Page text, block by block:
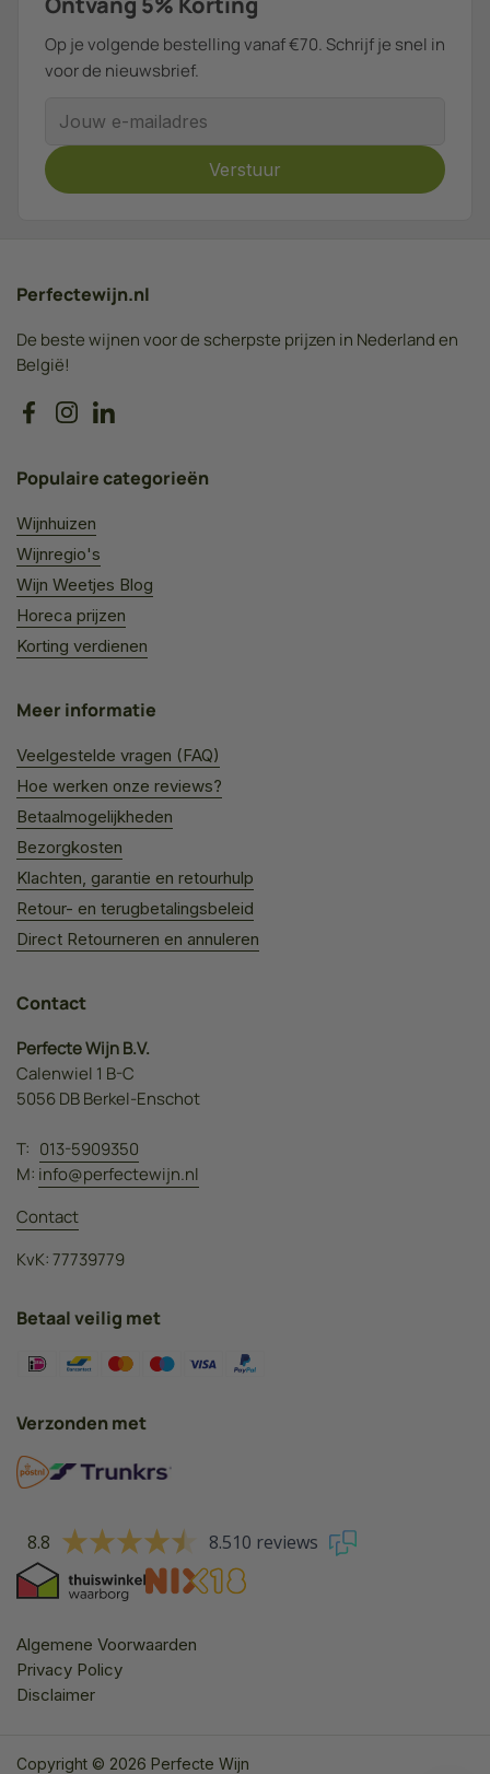
Op je volgende bestelling vanaf €70. Schrijf je snel in
voor de nieuwsbrief.
Verstuur
Perfectewijn.nl
De beste wijnen voor de scherpste prijzen in Nederland en
België!
Facebook
InstagramLinkedIn
Populaire categorieën
Wijnhuizen
Wijnregio's
Wijn Weetjes Blog
Horeca prijzen
Korting verdienen
Meer informatie
Veelgestelde vragen (FAQ)
Hoe werken onze reviews?
Betaalmogelijkheden
Bezorgkosten
Klachten, garantie en retourhulp
Retour- en terugbetalingsbeleid
Direct Retourneren en annuleren
Contact
Perfecte Wijn B.V.
Calenwiel 1 B-C
5056 DB Berkel-Enschot
T: 013-5909350
M: info@perfectewijn.nl
Contact
KvK: 77739779
Betaal veilig met
Verzonden met
8.8 8.510 reviews
Algemene Voorwaarden
Privacy Policy
Disclaimer
Copyright © 2026 Perfecte Wijn